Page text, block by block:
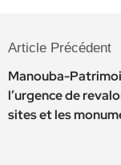
Article Précédent
Manouba-
l’urgence de
sites et les